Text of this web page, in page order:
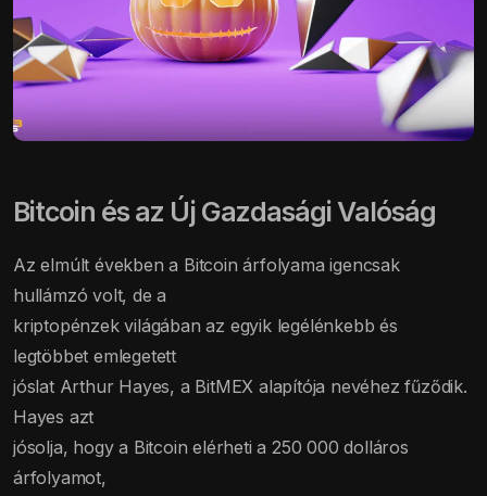
Bitcoin és az Új Gazdasági Valóság
Az elmúlt években a Bitcoin árfolyama igencsak
hullámzó volt, de a
kriptopénzek világában az egyik legélénkebb és
legtöbbet emlegetett
jóslat Arthur Hayes, a BitMEX alapítója nevéhez fűződik.
Hayes azt
jósolja, hogy a Bitcoin elérheti a 250 000 dolláros
árfolyamot,